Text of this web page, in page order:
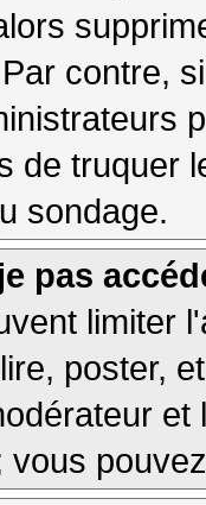
contre,
de truquer
sondage.
pas
limiter
poster,